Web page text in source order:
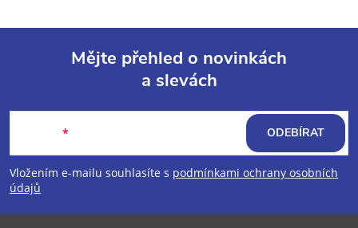
p
a
Mějte přehled o novinkách
a slevách
Vložením e-mailu souhlasíte s podmínkami ochrany osobních
údajů
ODEBÍRAT